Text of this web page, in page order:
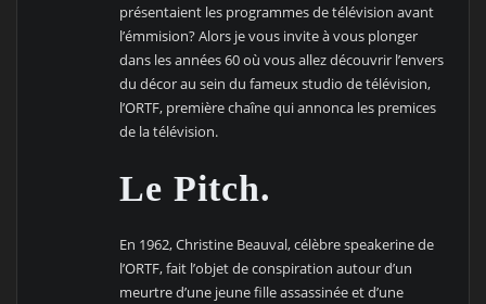
présentaient les programmes de télévision avant
l’émmision? Alors je vous invite à vous plonger
dans les années 60 où vous allez découvrir l’envers
du décor au sein du fameux studio de télévision,
l’ORTF, première chaîne qui annonca les premices
de la télévision.
Le Pitch.
En 1962, Christine Beauval, célèbre speakerine de
l’ORTF, fait l’objet de conspiration autour d’un
meurtre d’une jeune fille assassinée et d’une